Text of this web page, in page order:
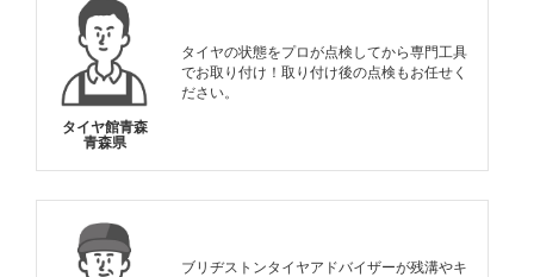
タイヤ館青森
青森県
タイヤの状態をプロが点検してから専門工具
でお取り付け！取り付け後の点検もお任せく
ださい。
ブリヂストンタイヤアドバイザーが残溝やキ